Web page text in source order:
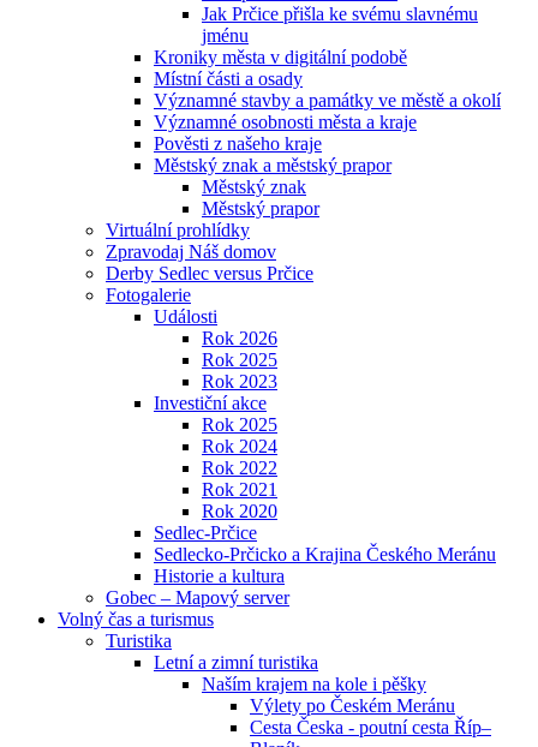
Jak Prčice přišla ke svému slavnému
jménu
Kroniky města v digitální podobě
Místní části a osady
Významné stavby a památky ve městě a okolí
Významné osobnosti města a kraje
Pověsti z našeho kraje
Městský znak a městský prapor
Městský znak
Městský prapor
Virtuální prohlídky
Zpravodaj Náš domov
Derby Sedlec versus Prčice
Fotogalerie
Události
Rok 2026
Rok 2025
Rok 2023
Investiční akce
Rok 2025
Rok 2024
Rok 2022
Rok 2021
Rok 2020
Sedlec-Prčice
Sedlecko-Prčicko a Krajina Českého Meránu
Historie a kultura
Gobec – Mapový server
Volný čas a turismus
Turistika
Letní a zimní turistika
Naším krajem na kole i pěšky
Výlety po Českém Meránu
Cesta Česka - poutní cesta Říp–